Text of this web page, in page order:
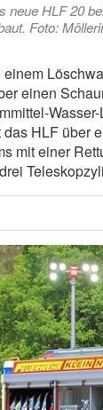
neue HLF 20
Foto:
einem
einen
das HLF über
mit einer